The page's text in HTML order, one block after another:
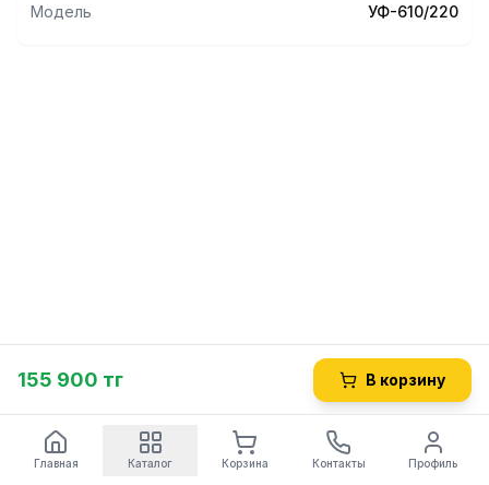
Модель УФ-610/220
155 900 тг В корзину
Главная Каталог Корзина Контакты Профиль